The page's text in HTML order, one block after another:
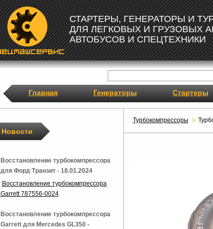
СТАРТЕРЫ, ГЕНЕРАТОРЫ И
ДЛЯ ЛЕГКОВЫХ И ГРУЗОВЫХ
АВТОБУСОВ И СПЕЦТЕХНИКИ
Главная Генераторы Стартеры
Турбокомпрессоры
Новости
Восстановление турбокомпрессора
для Форд Транзит - 18.01.2024
Восстановление турбокомпрессора
Garrett 787556-0024
Восстановление турбокомпрессора
Garrett для Mercedes GL350 -